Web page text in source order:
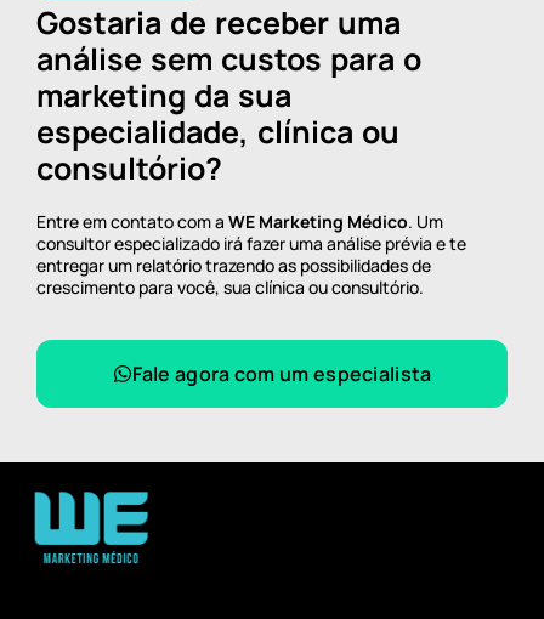
Gostaria de receber uma
análise sem custos para o
marketing da sua
especialidade, clínica ou
consultório?
Entre em contato com a WE Marketing Médico. Um
consultor especializado irá fazer uma análise prévia e te
entregar um relatório trazendo as possibilidades de
crescimento para você, sua clínica ou consultório.
Fale agora com um especialista